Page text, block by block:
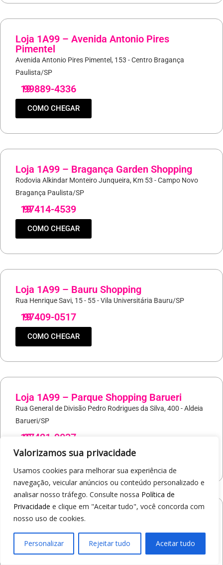
Valorizamos sua privacidade
Usamos cookies para melhorar sua experiência de
navegação, veicular anúncios ou conteúdo personalizado e
analisar nosso tráfego. Consulte nossa Política de
Privacidade e clique em "Aceitar tudo", você concorda com
nosso uso de cookies.
Personalizar Rejeitar tudo Aceitar tudo
Loja 1A99 – Avenida Antonio Pires
Pimentel
Avenida Antonio Pires Pimentel, 153 - Centro Bragança
Paulista/SP
19
99889-4336
COMO CHEGAR
Loja 1A99 – Bragança Garden Shopping
Rodovia Alkindar Monteiro Junqueira, Km 53 - Campo Novo
Bragança Paulista/SP
19
97414-4539
COMO CHEGAR
Loja 1A99 – Bauru Shopping
Rua Henrique Savi, 15 - 55 - Vila Universitária Bauru/SP
19
97409-0517
COMO CHEGAR
Loja 1A99 – Parque Shopping Barueri
Rua General de Divisão Pedro Rodrigues da Silva, 400 - Aldeia
Barueri/SP
19
97421-9037
COMO CHEGAR
Loja 1A99 – North Shopping Barretos
Barretos/SP
19
97407-5840